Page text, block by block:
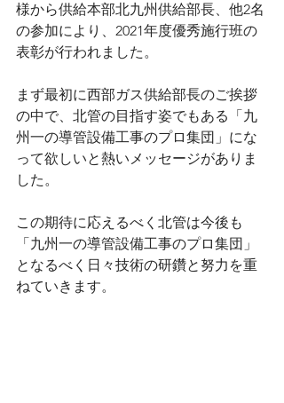
様から供給本部北九州供給部長、他2名
の参加により、2021年度優秀施行班の
表彰が行われました。
まず最初に西部ガス供給部長のご挨拶
の中で、北管の目指す姿でもある「九
州一の導管設備工事のプロ集団」にな
って欲しいと熱いメッセージがありま
した。
この期待に応えるべく北管は今後も
「九州一の導管設備工事のプロ集団」
となるべく日々技術の研鑽と努力を重
ねていきます。